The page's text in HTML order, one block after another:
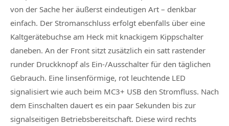
von der Sache her äußerst eindeutigen Art – denkbar
einfach. Der Stromanschluss erfolgt ebenfalls über eine
Kaltgerätebuchse am Heck mit knackigem Kippschalter
daneben. An der Front sitzt zusätzlich ein satt rastender
runder Druckknopf als Ein-/Ausschalter für den täglichen
Gebrauch. Eine linsenförmige, rot leuchtende LED
signalisiert wie auch beim MC3+ USB den Stromfluss. Nach
dem Einschalten dauert es ein paar Sekunden bis zur
signalseitigen Betriebsbereitschaft. Diese wird rechts